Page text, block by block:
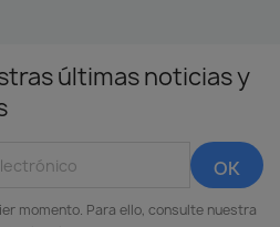
últimas noticias y
momento. Para ello, consulte nuestra